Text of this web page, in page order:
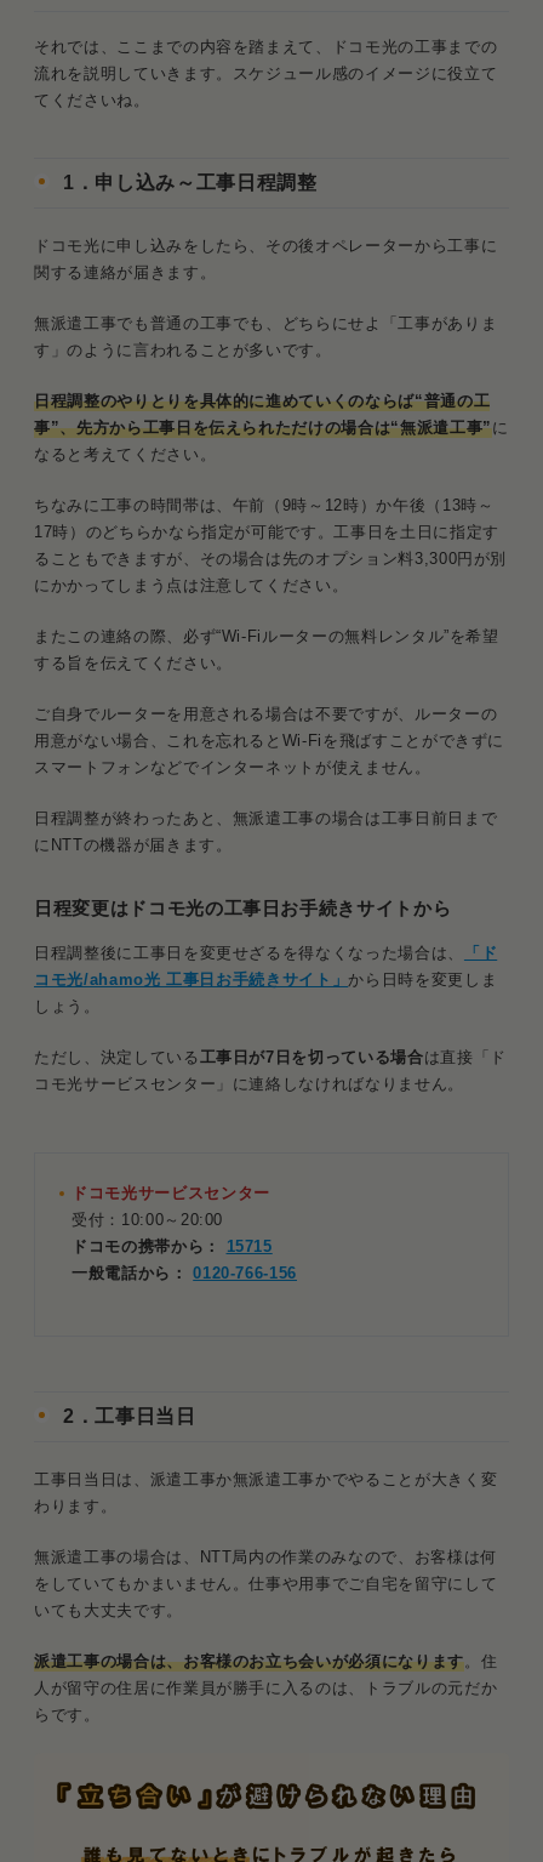
それでは、ここまでの内容を踏まえて、ドコモ光の工事までの
流れを説明していきます。スケジュール感のイメージに役立て
てくださいね。
1．申し込み～工事日程調整
ドコモ光に申し込みをしたら、その後オペレーターから工事に
関する連絡が届きます。
無派遣工事でも普通の工事でも、どちらにせよ「工事がありま
す」のように言われることが多いです。
日程調整のやりとりを具体的に進めていくのならば“普通の工
事”、先方から工事日を伝えられただけの場合は“無派遣工事”に
なると考えてください。
ちなみに工事の時間帯は、午前（9時～12時）か午後（13時～
17時）のどちらかなら指定が可能です。工事日を土日に指定す
ることもできますが、その場合は先のオプション料3,300円が別
にかかってしまう点は注意してください。
またこの連絡の際、必ず“Wi-Fiルーターの無料レンタル”を希望
する旨を伝えてください。
ご自身でルーターを用意される場合は不要ですが、ルーターの
用意がない場合、これを忘れるとWi-Fiを飛ばすことができずに
スマートフォンなどでインターネットが使えません。
日程調整が終わったあと、無派遣工事の場合は工事日前日まで
にNTTの機器が届きます。
日程変更はドコモ光の工事日お手続きサイトから
日程調整後に工事日を変更せざるを得なくなった場合は、
「ド
コモ光/ahamo光 工事日お手続きサイト」 から日時を変更しま
しょう。
ただし、決定している 工事日が7日を切っている場合は直接「ド
コモ光サービスセンター」に連絡しなければなりません。
ドコモ光サービスセンター
受付：10:00～20:00
ドコモの携帯から： 15715
一般電話から：0120-766-156
2．工事日当日
工事日当日は、派遣工事か無派遣工事かでやることが大きく変
わります。
無派遣工事の場合は、NTT局内の作業のみなので、お客様は何
をしていてもかまいません。仕事や用事でご自宅を留守にして
いても大丈夫です。
派遣工事の場合は、お客様のお立ち会いが必須になります。住
人が留守の住居に作業員が勝手に入るのは、トラブルの元だか
らです。